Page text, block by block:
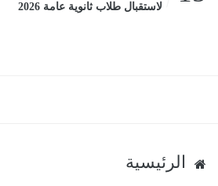
لاستقبال طلاب ثانوية عامة 2026
الرئيسية